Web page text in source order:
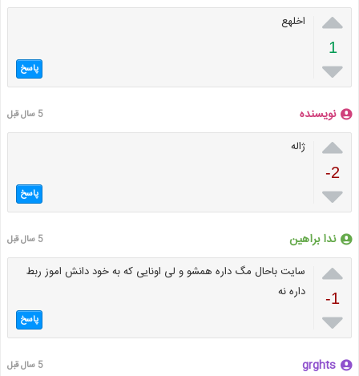

1

اخلهع
پاسخ
نویسنده 5 سال قبل

-2

ژاله
پاسخ
ندا براهین 5 سال قبل

-1

سایت باحال مگ داره همشو و لی اونایی که به خود دانش اموز ربط
داره نه
پاسخ
grghts 5 سال قبل